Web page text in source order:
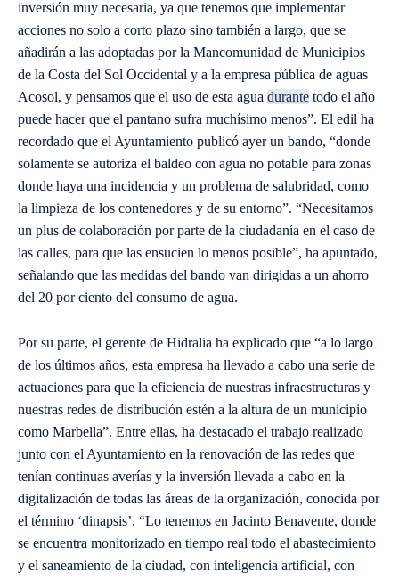
inversión muy necesaria, ya que tenemos que implementar
acciones no solo a corto plazo sino también a largo, que se
añadirán a las adoptadas por la Mancomunidad de Municipios
de la Costa del Sol Occidental y a la empresa pública de aguas
Acosol, y pensamos que el uso de esta agua durante todo el año
puede hacer que el pantano sufra muchísimo menos”. El edil ha
recordado que el Ayuntamiento publicó ayer un bando, “donde
solamente se autoriza el baldeo con agua no potable para zonas
donde haya una incidencia y un problema de salubridad, como
la limpieza de los contenedores y de su entorno”. “Necesitamos
un plus de colaboración por parte de la ciudadanía en el caso de
las calles, para que las ensucien lo menos posible”, ha apuntado,
señalando que las medidas del bando van dirigidas a un ahorro
del 20 por ciento del consumo de agua.
Por su parte, el gerente de Hidralia ha explicado que “a lo largo
de los últimos años, esta empresa ha llevado a cabo una serie de
actuaciones para que la eficiencia de nuestras infraestructuras y
nuestras redes de distribución estén a la altura de un municipio
como Marbella”. Entre ellas, ha destacado el trabajo realizado
junto con el Ayuntamiento en la renovación de las redes que
tenían continuas averías y la inversión llevada a cabo en la
digitalización de todas las áreas de la organización, conocida por
el término ‘dinapsis’. “Lo tenemos en Jacinto Benavente, donde
se encuentra monitorizado en tiempo real todo el abastecimiento
y el saneamiento de la ciudad, con inteligencia artificial, con